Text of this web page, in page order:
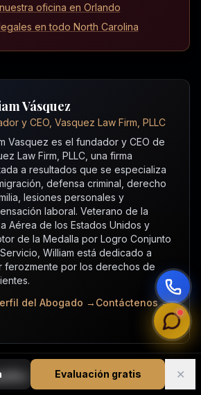
Evaluación gratis ✕
oficina en Orlando
en todo North Carolina
Vásquez
y CEO, Vasquez Law Firm, PLLC
Vasquez es el fundador y CEO de
Law Firm, PLLC, una firma
a resultados que se especializa
defensa criminal, derecho
lesiones personales y
laboral. Veterano de la
Aérea de los Estados Unidos y
de la Medalla por Logro Conjunto
William está dedicado a
ferozmente por los derechos de
del Abogado → Contáctenos →